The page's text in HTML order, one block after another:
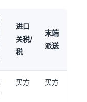
进口
关税/
税
末端
派送
买方 买方